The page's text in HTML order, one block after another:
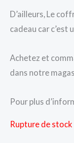
D’ailleurs, Le
cadeau car c’est
Achetez et
dans notre
Pour plus
Rupture de stock